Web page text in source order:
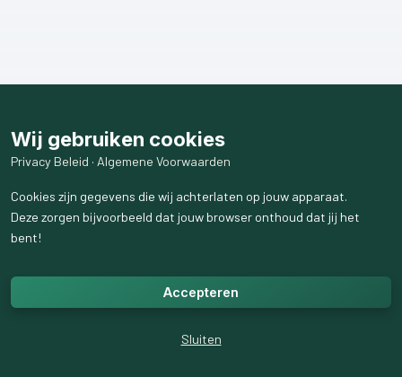
Wij gebruiken cookies
Privacy Beleid · Algemene Voorwaarden
Cookies zijn gegevens die wij achterlaten op jouw apparaat.
Deze zorgen bijvoorbeeld dat jouw browser onthoud dat jij het
bent!
Accepteren
Sluiten